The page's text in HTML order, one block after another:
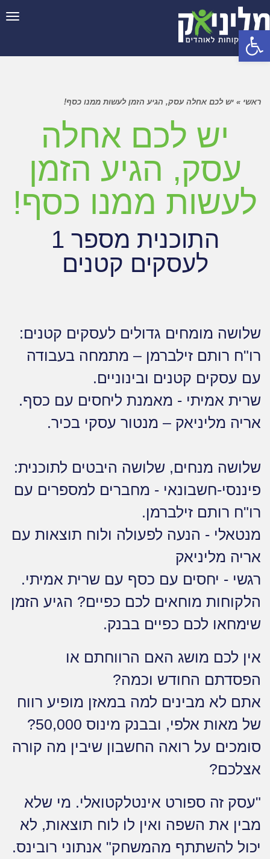
פתח סרגל נגישות
ראשי » יש לכם אחלה עסק, הגיע הזמן לעשות ממנו כסף!
יש לכם אחלה
עסק, הגיע הזמן
לעשות ממנו כסף!
התוכנית מספר 1
לעסקים קטנים
שלושה מומחים גדולים לעסקים קטנים:
רו"ח רותם זילברמן – מתמחה בעבודה
עם עסקים קטנים ובינוניים.
שרית אמיתי - מאמנת ליחסים עם כסף.
אריה מליניאק – מנטור עסקי בכיר.
שלושה מנחים, שלושה היבטים לתוכנית:
פיננסי-חשבונאי - מחברים למספרים עם
רו"ח רותם זילברמן.
מנטאלי - הנעה לפעולה ולוח תוצאות עם
אריה מליניאק
רגשי - יחסים עם כסף עם שרית אמיתי.
הלקוחות מוחאים לכם כפיים? הגיע הזמן
שימחאו לכם כפיים בבנק.
אין לכם מושג האם הרווחתם או
הפסדתם החודש וכמה?
אתם לא מבינים למה במאזן מופיע רווח
של מאות אלפי, ובבנק מינוס 50,000?
סומכים על רואה החשבון שיבין מה קורה
אצלכם?
"עסק זה ספורט אינטלקטואלי. מי שלא
מבין את השפה ואין לו לוח תוצאות, לא
יכול להשתתף מהמשחק" אנתוני רובינס.